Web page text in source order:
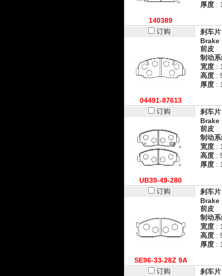
140389
厚度 :
订购
04491-87613
刹车片
Brake
前皮
制动
宽度 :
高度 :
厚度 :
订购
UB39-49-280
刹车片
Brake
前皮
制动
宽度 :
高度 :
厚度 :
订购
SE96-33-28Z 9A
刹车片
Brake
前皮
制动
宽度 :
高度 :
厚度 :
订购
刹车片